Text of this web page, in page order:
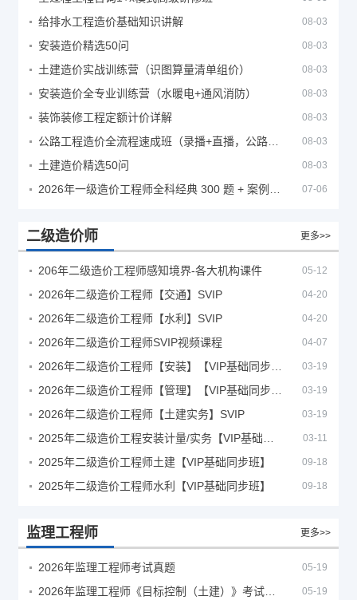
给排水工程造价基础知识讲解 08-03
安装造价精选50问 08-03
土建造价实战训练营（识图算量清单组价） 08-03
安装造价全专业训练营（水暖电+通风消防） 08-03
装饰装修工程定额计价详解 08-03
08-03
土建造价精选50问 08-03
07-06
二级造价师 更多>>
206年二级造价工程师感知境界-各大机构课件 05-12
2026年二级造价工程师【交通】SVIP 04-20
2026年二级造价工程师【水利】SVIP 04-20
2026年二级造价工程师SVIP视频课程 04-07
03-19
03-19
2026年二级造价工程师【土建实务】SVIP 03-19
03-11
2025年二级造价工程师土建【VIP基础同步班】 09-18
2025年二级造价工程师水利【VIP基础同步班】 09-18
监理工程师 更多>>
2026年监理工程师考试真题 05-19
05-19